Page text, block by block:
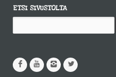
ETSI SIVUSTOLTA